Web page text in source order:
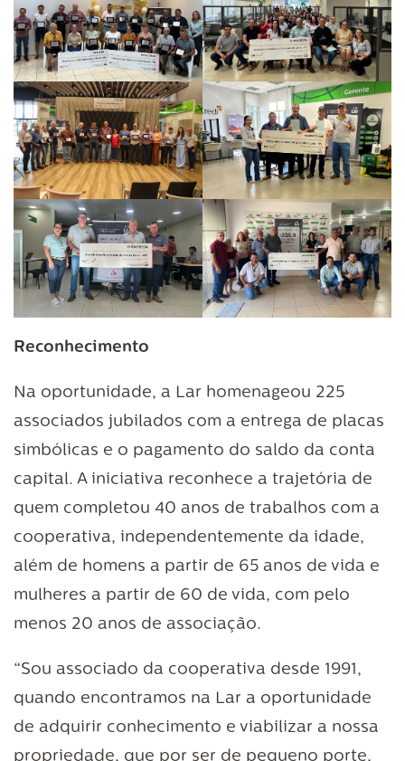
Reconhecimento
Na oportunidade, a Lar homenageou 225
associados jubilados com a entrega de placas
simbólicas e o pagamento do saldo da conta
capital. A iniciativa reconhece a trajetória de
quem completou 40 anos de trabalhos com a
cooperativa, independentemente da idade,
além de homens a partir de 65 anos de vida e
mulheres a partir de 60 de vida, com pelo
menos 20 anos de associação.
“Sou associado da cooperativa desde 1991,
quando encontramos na Lar a oportunidade
de adquirir conhecimento e viabilizar a nossa
propriedade, que por ser de pequeno porte,